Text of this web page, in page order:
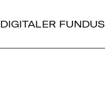
DIGITALER FUNDUS